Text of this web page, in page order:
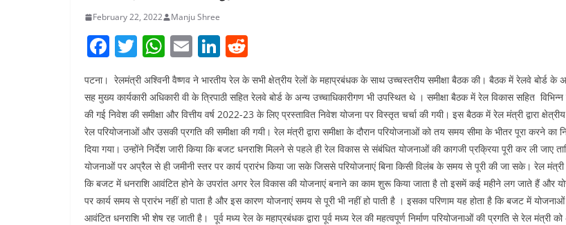
February 22, 2022 Manju Shree
F
a
c
e
b
o
o
k
T
w
itt
er
W
h
at
s
A
p
p
E
m
ai
l
Li
n
k
e
dI
n
d
di
t
पटना। रेलमंत्री अश्विनी वैष्णव ने भारतीय रेल के सभी क्षेत्रीय रेलों के महाप्रबंधक के साथ उच्चस्तरीय समीक्षा बैठक की। बैठक में रेलवे बोर्ड के
सह मुख्य कार्यकारी अधिकारी वी के त्रिपाठी सहित रेलवे बोर्ड के अन्य उच्चाधिकारीगण भी उपस्थित थे । समीक्षा बैठक में रेल विकास सहित विभिन्न
की गई निवेश की समीक्षा और वित्तीय वर्ष 2022-23 के लिए प्रस्तावित निवेश योजना पर विस्तृत चर्चा की गयी। इस बैठक में रेल मंत्री द्वारा
रेल परियोजनाओं और उसकी प्रगति की समीक्षा की गयी। रेल मंत्री द्वारा समीक्षा के दौरान परियोजनाओं को तय समय सीमा के भीतर पूरा करने का
दिया गया। उन्होंने निर्देश जारी किया कि बजट धनराशि मिलने से पहले ही रेल विकास से संबंधित योजनाओं की कागजी प्रक्रिया पूरी कर ली जाए
योजनाओं पर अप्रैल से ही जमीनी स्तर पर कार्य प्रारंभ किया जा सके जिससे परियोजनाएं बिना किसी विलंब के समय से पूरी की जा सके। रेल
कि बजट में धनराशि आवंटित होने के उपरांत अगर रेल विकास की योजनाएं बनाने का काम शुरू किया जाता है तो इसमें कई महीने लग जाते हैं और
पर कार्य समय से प्रारंभ नहीं हो पाता है और इस कारण योजनाएं समय से पूरी भी नहीं हो पाती है । इसका परिणाम यह होता है कि बजट में
आवंटित धनराशि भी शेष रह जाती है। पूर्व मध्य रेल के महाप्रबंधक द्वारा पूर्व मध्य रेल की महत्वपूर्ण निर्माण परियोजनाओं की प्रगति से रेल मंत्री